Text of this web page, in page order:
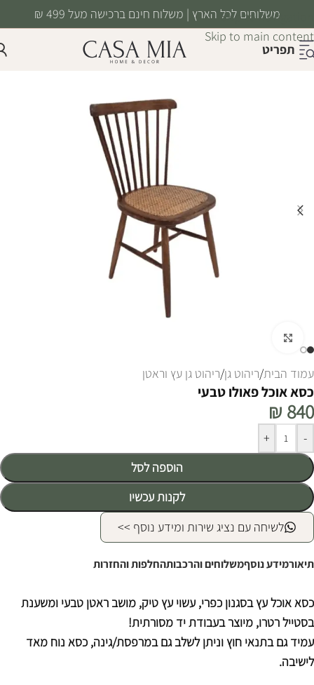
Skip to navigation
Skip to main content
משלוחים לכל הארץ | משלוח חינם ברכישה מעל 499 ₪
תפריט
עמוד הבית/ריהוט גן/ריהוט גן עץ וראטן
כסא אוכל פאולו טבעי
₪ 840
-
+
הוספה לסל
לקנות עכשיו
Alternative:
לשיחה עם נציג שירות ומידע נוסף >>
תיאורמידע נוסףמשלוחים והרכבותהחלפות והחזרות
כסא אוכל עץ בסגנון כפרי, עשוי עץ טיק, מושב ראטן טבעי ומשענת
בסטייל רטרו, מיוצר בעבודת יד מסורתית!
עמיד גם בתנאי חוץ וניתן לשלב גם במרפסת/גינה, כסא נוח מאד
לישיבה.